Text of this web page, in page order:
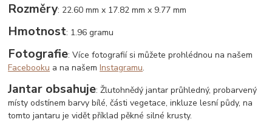
Rozměry: 22.60 mm x 17.82 mm x 9.77 mm
Hmotnost: 1.96 gramu
Fotografie: Více fotografií si můžete prohlédnou na našem
Facebooku a na našemInstagramu.
Jantar obsahuje: Žlutohnědý jantar průhledný, probarvený
místy odstínem barvy bílé, části vegetace, inkluze lesní půdy, na
tomto jantaru je vidět příklad pěkné silné krusty.